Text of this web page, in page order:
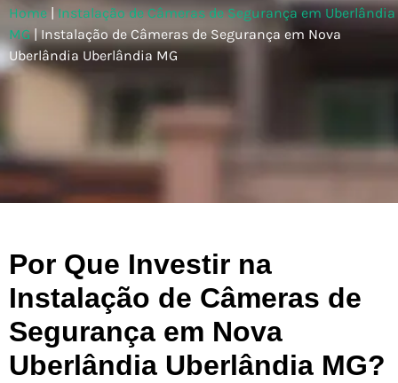
Home | Instalação de Câmeras de Segurança em Uberlândia
MG|Instalação de Câmeras de Segurança em Nova
Uberlândia Uberlândia MG
Por Que Investir na
Instalação de Câmeras de
Segurança em Nova
Uberlândia Uberlândia MG?